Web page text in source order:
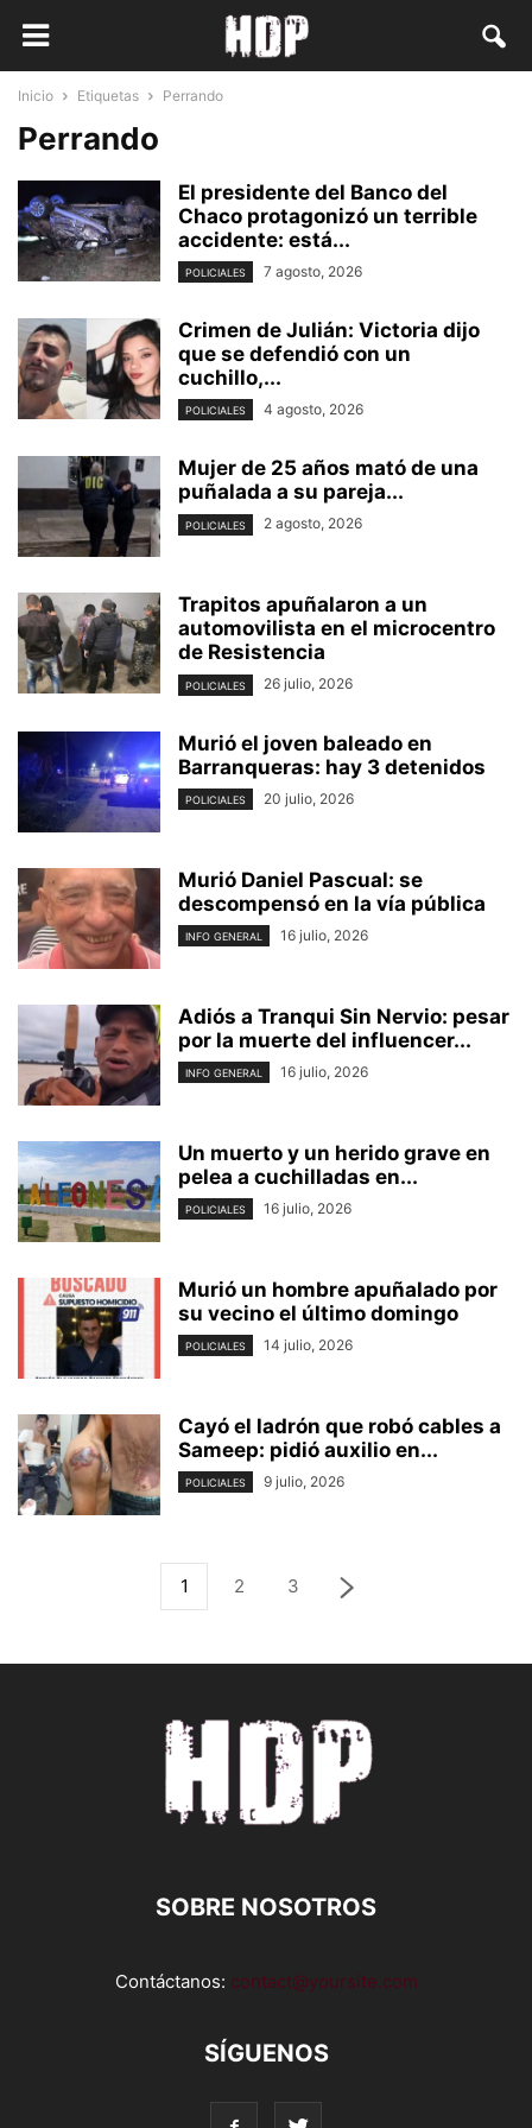
Inicio Etiquetas Perrando
Perrando
El presidente del Banco del
Chaco protagonizó un terrible
accidente: está...
POLICIALES 7 agosto, 2026
Crimen de Julián: Victoria dijo
que se defendió con un
cuchillo,...
POLICIALES 4 agosto, 2026
Mujer de 25 años mató de una
puñalada a su pareja...
POLICIALES 2 agosto, 2026
Trapitos apuñalaron a un
automovilista en el microcentro
de Resistencia
POLICIALES 26 julio, 2026
Murió el joven baleado en
Barranqueras: hay 3 detenidos
POLICIALES 20 julio, 2026
Murió Daniel Pascual: se
descompensó en la vía pública
INFO GENERAL 16 julio, 2026
Adiós a Tranqui Sin Nervio: pesar
por la muerte del influencer...
INFO GENERAL 16 julio, 2026
Un muerto y un herido grave en
pelea a cuchilladas en...
POLICIALES 16 julio, 2026
Murió un hombre apuñalado por
su vecino el último domingo
POLICIALES 14 julio, 2026
Cayó el ladrón que robó cables a
Sameep: pidió auxilio en...
POLICIALES 9 julio, 2026
1 2 3
SOBRE NOSOTROS
Contáctanos: contact@yoursite.com
SÍGUENOS